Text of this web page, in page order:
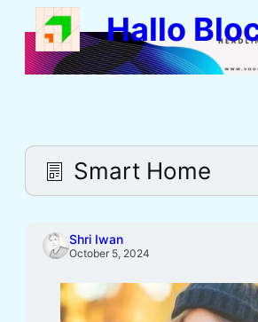
content
Hallo
Smart Home
Shri Iwan
October 5, 2024